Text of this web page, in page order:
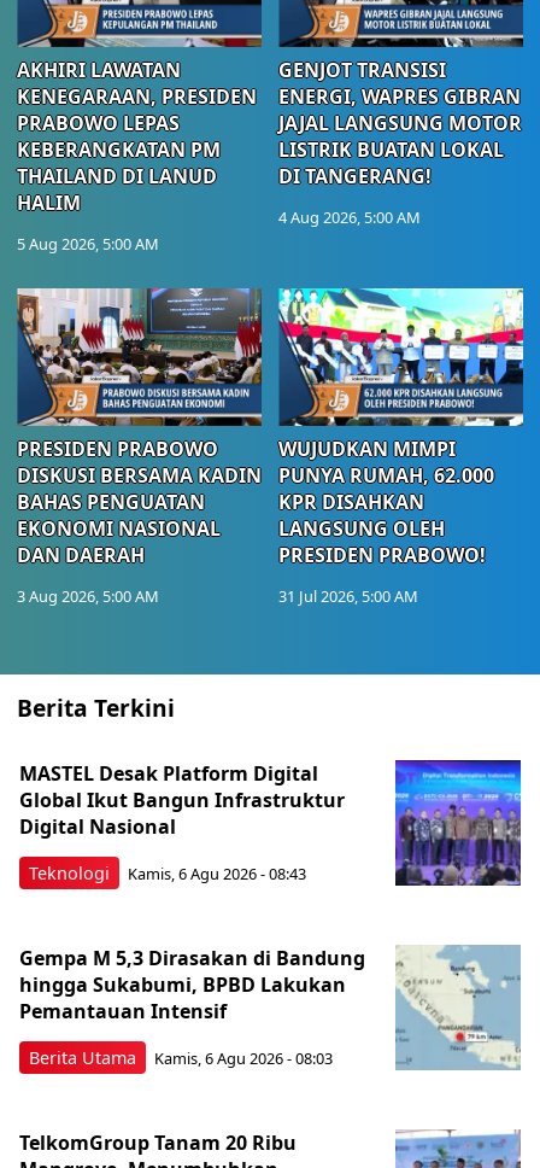
AKHIRI LAWATAN
KENEGARAAN, PRESIDEN
PRABOWO LEPAS
KEBERANGKATAN PM
THAILAND DI LANUD
HALIM
5 Aug 2026, 5:00 AM
GENJOT TRANSISI
ENERGI, WAPRES GIBRAN
JAJAL LANGSUNG MOTOR
LISTRIK BUATAN LOKAL
DI TANGERANG!
4 Aug 2026, 5:00 AM
PRESIDEN PRABOWO
DISKUSI BERSAMA KADIN
BAHAS PENGUATAN
EKONOMI NASIONAL
DAN DAERAH
3 Aug 2026, 5:00 AM
WUJUDKAN MIMPI
PUNYA RUMAH, 62.000
KPR DISAHKAN
LANGSUNG OLEH
PRESIDEN PRABOWO!
31 Jul 2026, 5:00 AM
Berita Terkini
Teknologi
MASTEL Desak Platform Digital
Global Ikut Bangun Infrastruktur
Digital Nasional
Kamis, 6 Agu 2026 - 08:43
Berita Utama
Gempa M 5,3 Dirasakan di Bandung
hingga Sukabumi, BPBD Lakukan
Pemantauan Intensif
Kamis, 6 Agu 2026 - 08:03
TelkomGroup Tanam 20 Ribu